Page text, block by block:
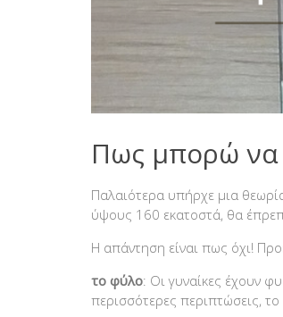
Πως μπορώ να
Παλαιότερα υπήρχε μια
ύψους 160 εκατοστά, θα
Η απάντηση είναι πως όχι!
το φύλο: Οι γυναίκες έχουν
περισσότερες περιπτώσεις,